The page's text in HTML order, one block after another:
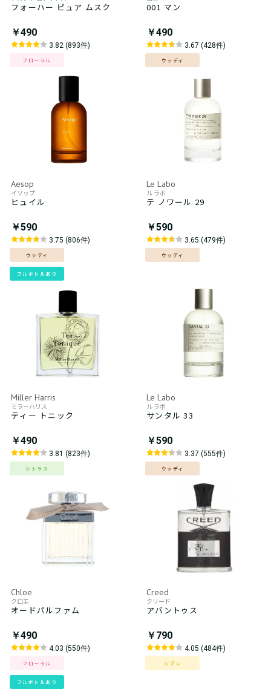
フォーハー ピュア ムスク
￥490
3.82 (893件)
フローラル
001 マン
￥490
3.67 (428件)
ウッディ
Aesop
イソップ
ヒュイル
￥590
3.75 (806件)
ウッディ
フルボトルあり
Le Labo
ル ラボ
テ ノワール 29
￥590
3.65 (479件)
ウッディ
Miller Harris
ミラーハリス
ティー トニック
￥490
3.81 (823件)
シトラス
Le Labo
ル ラボ
サンタル 33
￥590
3.37 (555件)
ウッディ
Chloe
クロエ
オードパルファム
￥490
4.03 (550件)
フローラル
フルボトルあり
Creed
クリード
アバントゥス
￥790
4.05 (484件)
シプレ